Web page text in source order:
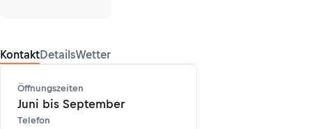
KontaktDetailsWetter
Öffnungszeiten
Juni bis September
Telefon